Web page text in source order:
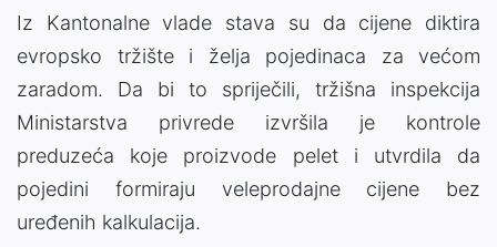
Iz Kantonalne vlade stava su da cijene diktira
evropsko tržište i želja pojedinaca za većom
zaradom. Da bi to spriječili, tržišna inspekcija
Ministarstva privrede izvršila je kontrole
preduzeća koje proizvode pelet i utvrdila da
pojedini formiraju veleprodajne cijene bez
uređenih kalkulacija.